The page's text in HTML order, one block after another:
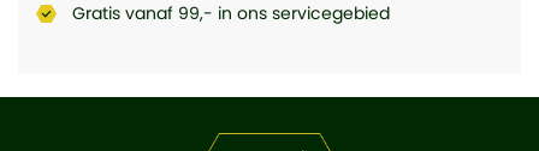
Gratis vanaf 99,- in ons servicegebied